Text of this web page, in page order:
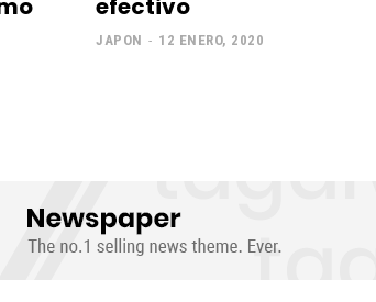
efectivo
JAPON - 12 ENERO, 2020